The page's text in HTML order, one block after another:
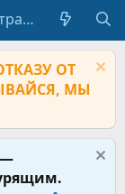
Регистрация
ОТ
МЫ
—